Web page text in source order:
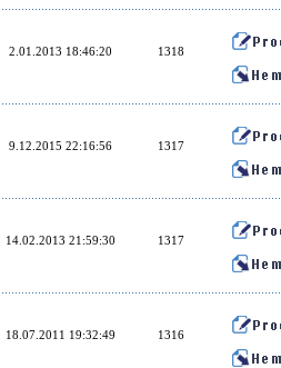
2.01.2013 18:46:20 1318
9.12.2015 22:16:56 1317
14.02.2013 21:59:30 1317
18.07.2011 19:32:49 1316